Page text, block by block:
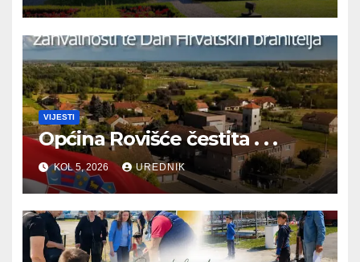
VIJESTI
Općina Rovišće čestita . . .
KOL 5, 2026 UREDNIK